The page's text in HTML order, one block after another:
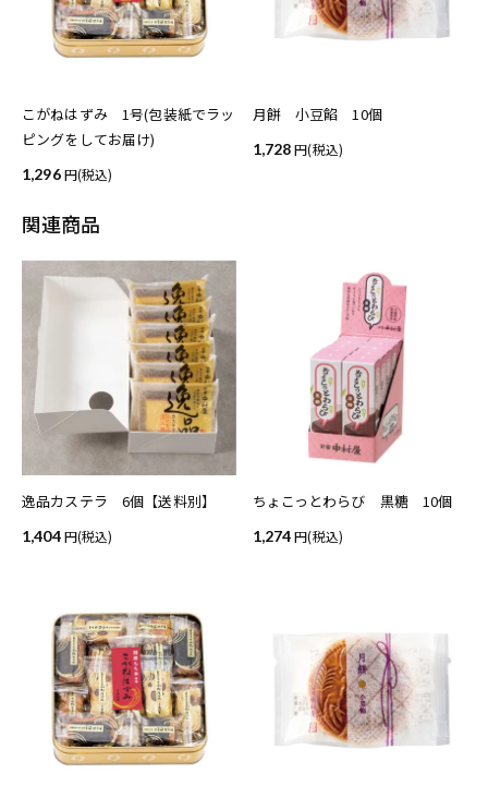
こがねはずみ 1号(包装紙でラッ
ピングをしてお届け)
1,296 (税込)
月餅 小豆餡 10個
1,728 (税込)
関連商品
逸品カステラ 6個【送料別】
1,404 (税込)
ちょこっとわらび 黒糖 10個
1,274 (税込)